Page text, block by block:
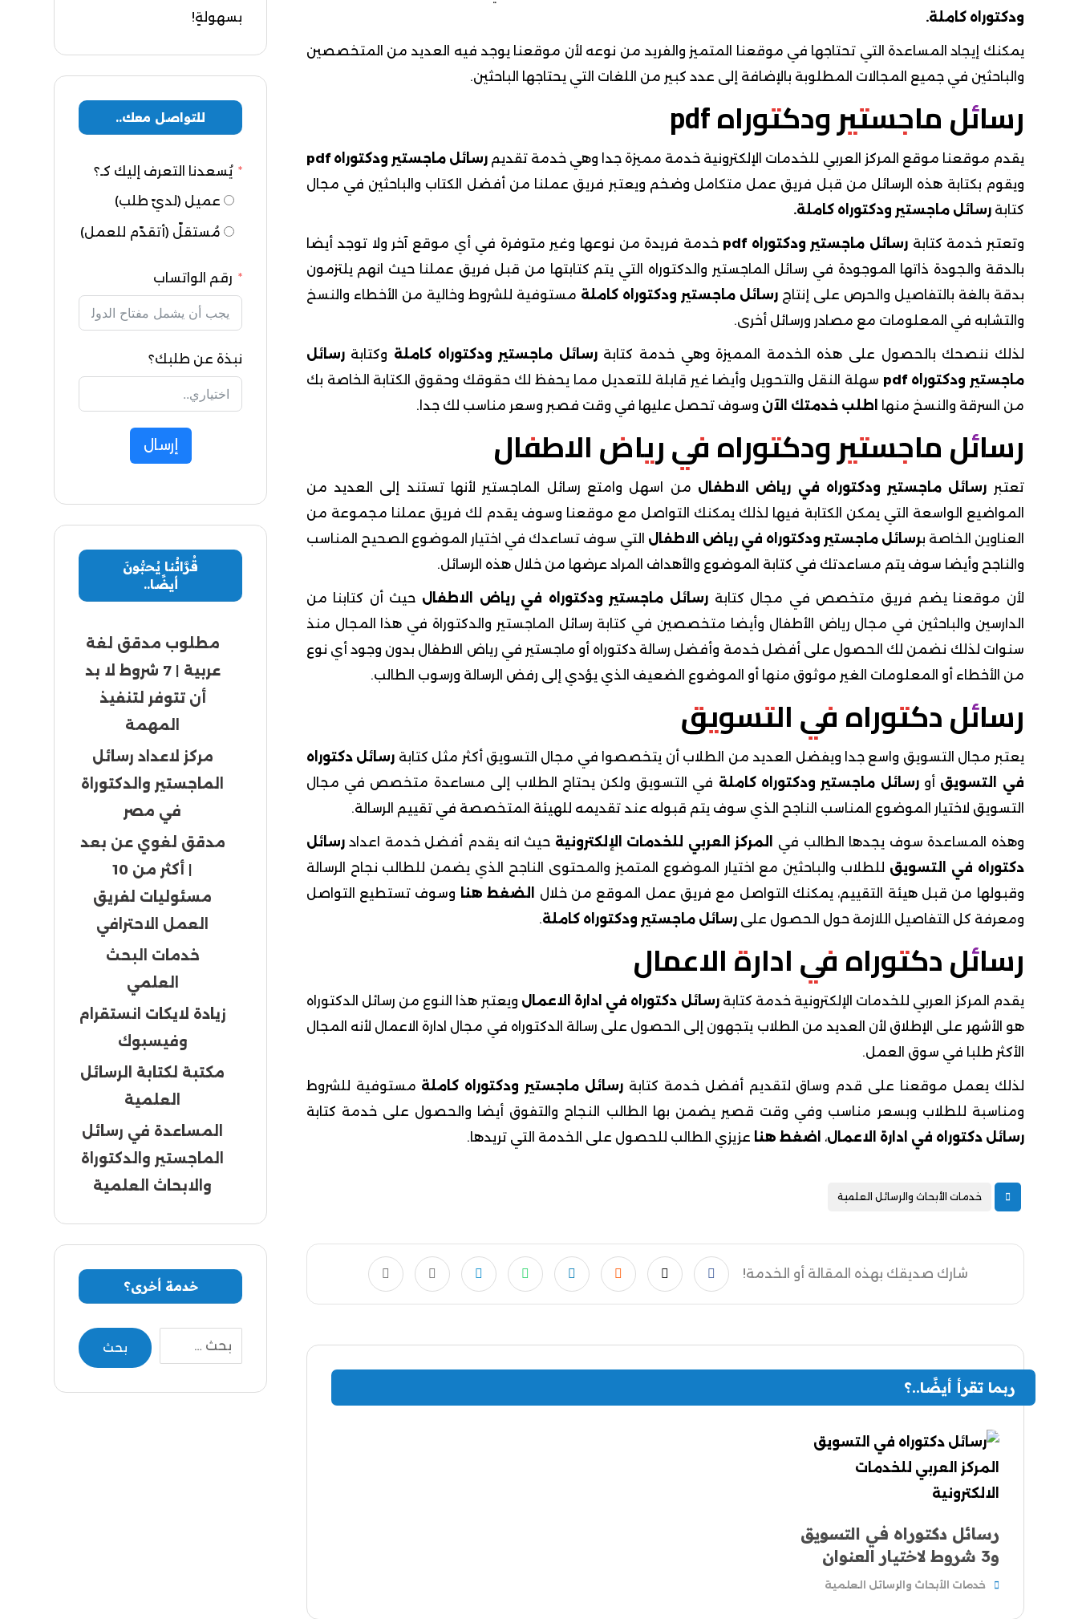
ودكتوراه كاملة.
يمكنك إيجاد المساعدة التي تحتاجها في موقعنا المتميز والفريد من نوعه لأن موقعنا يوجد فيه العديد من المتخصصين
والباحثين في جميع المجالات المطلوبة بالإضافة إلى عدد كبير من اللغات التي يحتاجها الباحثين.
رسائل ماجستير ودكتوراه pdf
يقدم موقعنا موقع المركز العربي للخدمات الإلكترونية خدمة مميزة جدا وهي خدمة تقديمرسائل ماجستير ودكتوراه pdf
ويقوم بكتابة هذه الرسائل من قبل فريق عمل متكامل وضخم ويعتبر فريق عملنا من أفضل الكتاب والباحثين في مجال
كتابةرسائل ماجستير ودكتوراه كاملة.
وتعتبر خدمة كتابة رسائل ماجستير ودكتوراه pdf
خدمة فريدة من نوعها وغير متوفرة في أي موقع آخر ولا توجد أيضا
بالدقة والجودة ذاتها الموجودة في رسائل الماجستير والدكتوراه التي يتم كتابتها من قبل فريق عملنا حيث انهم يلتزمون
بدقة بالغة بالتفاصيل والحرص على إنتاجرسائل ماجستير ودكتوراه كاملة مستوفية للشروط وخالية من الأخطاء والنسخ
والتشابه في المعلومات مع مصادر ورسائل أخرى.
لذلك ننصحك بالحصول على هذه الخدمة المميزة وهي خدمة كتابةرسائل ماجستير ودكتوراه كاملة وكتابةرسائل
ماجستير ودكتوراه pdf
سهلة النقل والتحويل وأيضا غير قابلة للتعديل مما يحفظ لك حقوقك وحقوق الكتابة الخاصة بك
من السرقة والنسخ منها
اطلب خدمتك الآن وسوف تحصل عليها في وقت فصبر وسعر مناسب لك جدا.
رسائل ماجستير ودكتوراه في رياض الاطفال
تعتبر رسائل ماجستير ودكتوراه في رياض الاطفال من اسهل وامتع رسائل الماجستير لأنها تستند إلى العديد من
المواضيع الواسعة التي يمكن الكتابة فيها لذلك يمكنك التواصل مع موقعنا وسوف يقدم لك فريق عملنا مجموعة من
العناوين الخاصة برسائل ماجستير ودكتوراه في رياض الاطفال التي سوف تساعدك في اختيار الموضوع الصحيح المناسب
والناجح وأيضا سوف يتم مساعدتك في كتابة الموضوع والأهداف المراد عرضها من خلال هذه الرسائل.
لأن موقعنا يضم فريق متخصص في مجال كتابة رسائل ماجستير ودكتوراه في رياض الاطفال حيث أن كتابنا من
الدارسين والباحثين في مجال رياض الأطفال وأيضا متخصصين في كتابة رسائل الماجستير والدكتوراة في هذا المجال منذ
سنوات لذلك نضمن لك الحصول على أفضل خدمة وأفضل رسالة دكتوراه أو ماجستير في رياض الاطفال بدون وجود أي نوع
من الأخطاء أو المعلومات الغير موثوق منها أو الموضوع الضعيف الذي يؤدي إلى رفض الرسالة ورسوب الطالب.
رسائل دكتوراه في التسويق
يعتبر مجال التسويق واسع جدا ويفضل العديد من الطلاب أن يتخصصوا في مجال التسويق أكثر مثل كتابة رسائل دكتوراه
في التسويق أورسائل ماجستير ودكتوراه كاملة في التسويق ولكن يحتاج الطلاب إلى مساعدة متخصص في مجال
التسويق لاختيار الموضوع المناسب الناجح الذي سوف يتم قبوله عند تقديمه للهيئة المتخصصة في تقييم الرسالة.
وهذه المساعدة سوف يجدها الطالب في المركز العربي للخدمات الإلكترونية حيث انه يقدم أفضل خدمة اعدادرسائل
دكتوراه في التسويق للطلاب والباحثين مع اختيار الموضوع المتميز والمحتوى الناجح الذي يضمن للطالب نجاح الرسالة
وقبولها من قبل هيئة التقييم، يمكنك التواصل مع فريق عمل الموقع من خلال الضغط هنا وسوف تستطيع التواصل
ومعرفة كل التفاصيل اللازمة حول الحصول على رسائل ماجستير ودكتوراه كاملة.
رسائل دكتوراه في ادارة الاعمال
يقدم المركز العربي للخدمات الإلكترونية خدمة كتابةرسائل دكتوراه في ادارة الاعمال ويعتبر هذا النوع من رسائل الدكتوراه
هو الأشهر على الإطلاق لأن العديد من الطلاب يتجهون إلى الحصول على رسالة الدكتوراه في مجال ادارة الاعمال لأنه المجال
الأكثر طلبا في سوق العمل.
لذلك يعمل موقعنا على قدم وساق لتقديم أفضل خدمة كتابة رسائل ماجستير ودكتوراه كاملة مستوفية للشروط
ومناسبة للطلاب وبسعر مناسب وفي وقت قصير يضمن بها الطالب النجاح والتفوق أيضا والحصول على خدمة كتابة
رسائل دكتوراه في ادارة الاعمال، اضغط هنا عزيزي الطالب للحصول على الخدمة التي تريدها.
خدمات الأبحاث والرسائل العلمية
ربما تقرأ أيضًا..؟
رسائل دكتوراه في التسويق
و3 شروط لاختيار العنوان
خدمات الأبحاث والرسائل العلمية
بسهولةٍ!
للتواصل معك..
يُسعدنا التعرف إليك كـ؟
عميل (لديّ طلب)
مُستقلّ (أتقدّم للعمل)
رقم الواتساب
نبذة عن طلبك؟
إرسال
قُرَّائُنا يُحبُّونَ
أيضًا..
مطلوب مدقق لغة
عربية | 7 شروط لا بد
أن تتوفر لتنفيذ
المهمة
مركز لاعداد رسائل
الماجستير والدكتوراة
في مصر
مدقق لغوي عن بعد
| أكثر من 10
مسئوليات لفريق
العمل الاحترافي
خدمات البحث
العلمي
زيادة لايكات انستقرام
وفيسبوك
مكتبة لكتابة الرسائل
العلمية
المساعدة في رسائل
الماجستير والدكتوراة
والابحاث العلمية
خدمة أخرى؟